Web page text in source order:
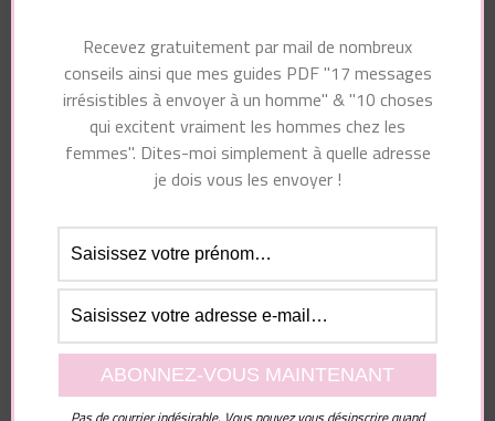
champs obligatoires sont indiqués avec*
Commentaire
Recevez gratuitement par mail de nombreux
conseils ainsi que mes guides PDF "17 messages
irrésistibles à envoyer à un homme" & "10 choses
qui excitent vraiment les hommes chez les
femmes". Dites-moi simplement à quelle adresse
je dois vous les envoyer !
Pas de courrier indésirable. Vous pouvez vous désinscrire quand